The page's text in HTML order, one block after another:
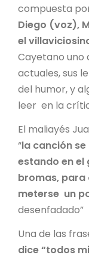
compuesta
Diego (voz),
el
Cayetano uno
actuales, sus
del humor, y
leer en la
El maliayés
“la canción
estando en el
bromas, para
meterse un
desenfadado”
Una de las
dice “todos